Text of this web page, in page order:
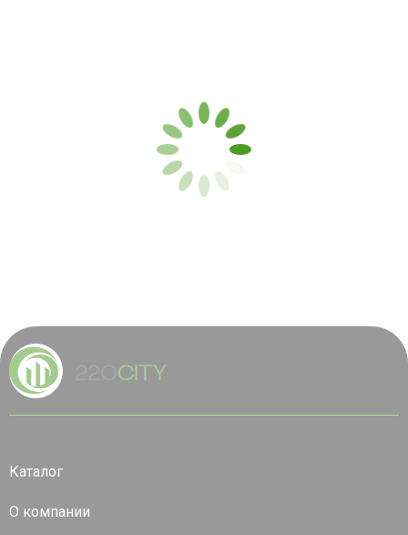
Каталог
О компании